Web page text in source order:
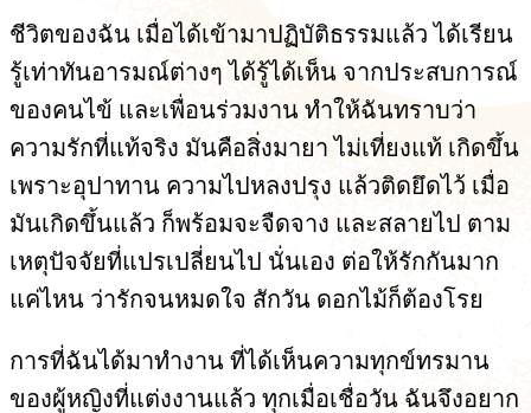
ชีวิตของฉัน เมื่อได้เข้ามาปฏิบัติธรรมแล้ว ได้เรียน
รู้เท่าทันอารมณ์ต่างๆ ได้รู้ได้เห็น จากประสบการณ์
ของคนไข้ และเพื่อนร่วมงาน ทำให้ฉันทราบว่า
ความรักที่แท้จริง มันคือสิ่งมายา ไม่เที่ยงแท้ เกิดขึ้น
เพราะอุปาทาน ความไปหลงปรุง แล้วติดยึดไว้ เมื่อ
มันเกิดขึ้นแล้ว ก็พร้อมจะจืดจาง และสลายไป ตาม
เหตุปัจจัยที่แปรเปลี่ยนไป นั่นเอง ต่อให้รักกันมาก
แค่ไหน ว่ารักจนหมดใจ สักวัน ดอกไม้ก็ต้องโรย
การที่ฉันได้มาทำงาน ที่ได้เห็นความทุกข์ทรมาน
ของผู้หญิงที่แต่งงานแล้ว ทุกเมื่อเชื่อวัน ฉันจึงอยาก